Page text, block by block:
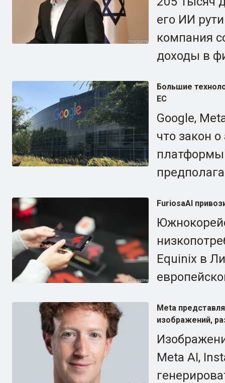
его ИИ
компания
доходы в
Большие
ЕС
Google,
что закон
платформы
FuriosaAI
Equinix в
Meta
изображений,
Meta AI,